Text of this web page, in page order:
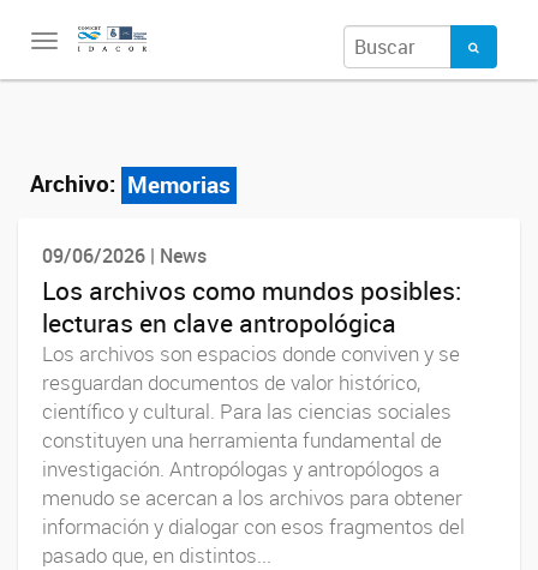
Toggle
Archivo: Memorias
09/06/2026 | News
Los archivos como mundos posibles:
lecturas en clave antropológica
Los archivos son espacios donde conviven y se
resguardan documentos de valor histórico,
científico y cultural. Para las ciencias sociales
constituyen una herramienta fundamental de
investigación. Antropólogas y antropólogos a
menudo se acercan a los archivos para obtener
información y dialogar con esos fragmentos del
pasado que, en distintos...